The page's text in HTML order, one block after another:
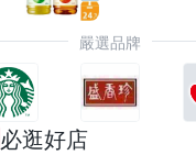
嚴選品牌
必逛好店